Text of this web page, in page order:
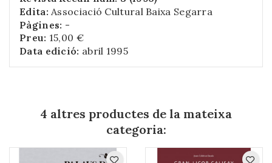
Edita: Associació Cultural Baixa Segarra
Pàgines: -
Preu: 15,00 €
Data edició: abril 1995
4 altres productes de la mateixa
categoria: